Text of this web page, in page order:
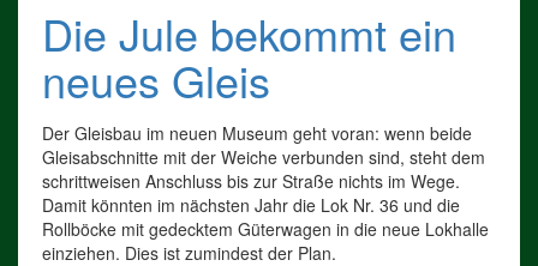
Die Jule bekommt ein
neues Gleis
Der Gleisbau im neuen Museum geht voran: wenn beide
Gleisabschnitte mit der Weiche verbunden sind, steht dem
schrittweisen Anschluss bis zur Straße nichts im Wege.
Damit könnten im nächsten Jahr die Lok Nr. 36 und die
Rollböcke mit gedecktem Güterwagen in die neue Lokhalle
einziehen. Dies ist zumindest der Plan.